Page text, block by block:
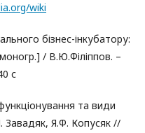
wiki
бізнес-інкубатору:
/ В.Ю.Філіппов. –
с
та види
Завадяк, Я.Ф. Копусяк //